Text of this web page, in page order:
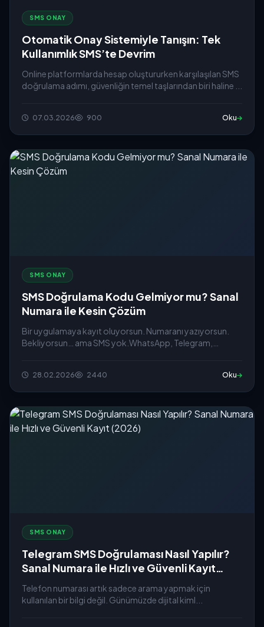
SMS ONAY
Otomatik Onay Sistemiyle Tanışın: Tek
Kullanımlık SMS’te Devrim
Online platformlarda hesap oluştururken karşılaşılan SMS
doğrulama adımı, güvenliğin temel taşlarından biri haline ...
07.03.2026 900 Oku
SMS ONAY
SMS Doğrulama Kodu Gelmiyor mu? Sanal
Numara ile Kesin Çözüm
Bir uygulamaya kayıt oluyorsun. Numaranı yazıyorsun.
Bekliyorsun… ama SMS yok.WhatsApp, Telegram,
28.02.2026 2440 Oku
SMS ONAY
Telegram SMS Doğrulaması Nasıl Yapılır?
Sanal Numara ile Hızlı ve Güvenli Kayıt
(2026)
Telefon numarası artık sadece arama yapmak için
kullanılan bir bilgi değil. Günümüzde dijital kiml...